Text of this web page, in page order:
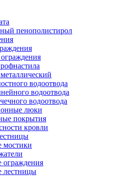
пенополистирол
водоотвода
водоотвода
водоотвода
люки
покрытия
кровли
мостики
ограждения
лестницы